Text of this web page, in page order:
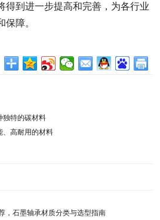
得到进一步提高和完善，为各行业
障。
独特的碳材料
、高耐用的材料
，石墨轴承材质分类与选型指南